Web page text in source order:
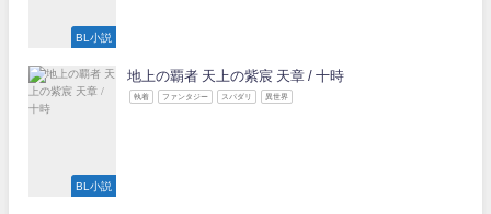
BL小説
BL小説
地上の覇者 天上の紫宸 天章 / 十時
執着 ファンタジー スパダリ 異世界